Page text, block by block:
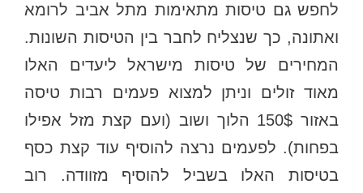
לחפש גם טיסות מתאימות מתל אביב לרומא
ואתונה, כך שנצליח לחבר בין הטיסות השונות.
המחירים של טיסות מישראל ליעדים האלו
מאוד זולים וניתן למצוא פעמים רבות טיסה
באזור 150$ הלוך ושוב (ועם קצת מזל אפילו
בפחות). לפעמים נרצה להוסיף עוד קצת כסף
בטיסות האלו בשביל להוסיף מזוודה. רוב